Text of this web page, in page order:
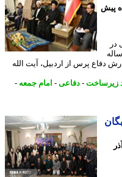
دفاع پرس از اردبیل، آیت الله
-دفاعی-امام جمعه-